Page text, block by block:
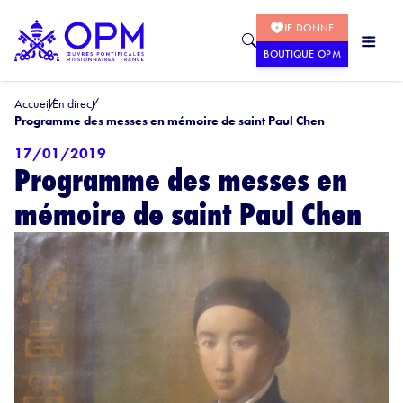
JE DONNE
BOUTIQUE OPM
AccueilEn direct
Programme des messes en mémoire de saint Paul Chen
17/01/2019
Programme des messes en
mémoire de saint Paul Chen